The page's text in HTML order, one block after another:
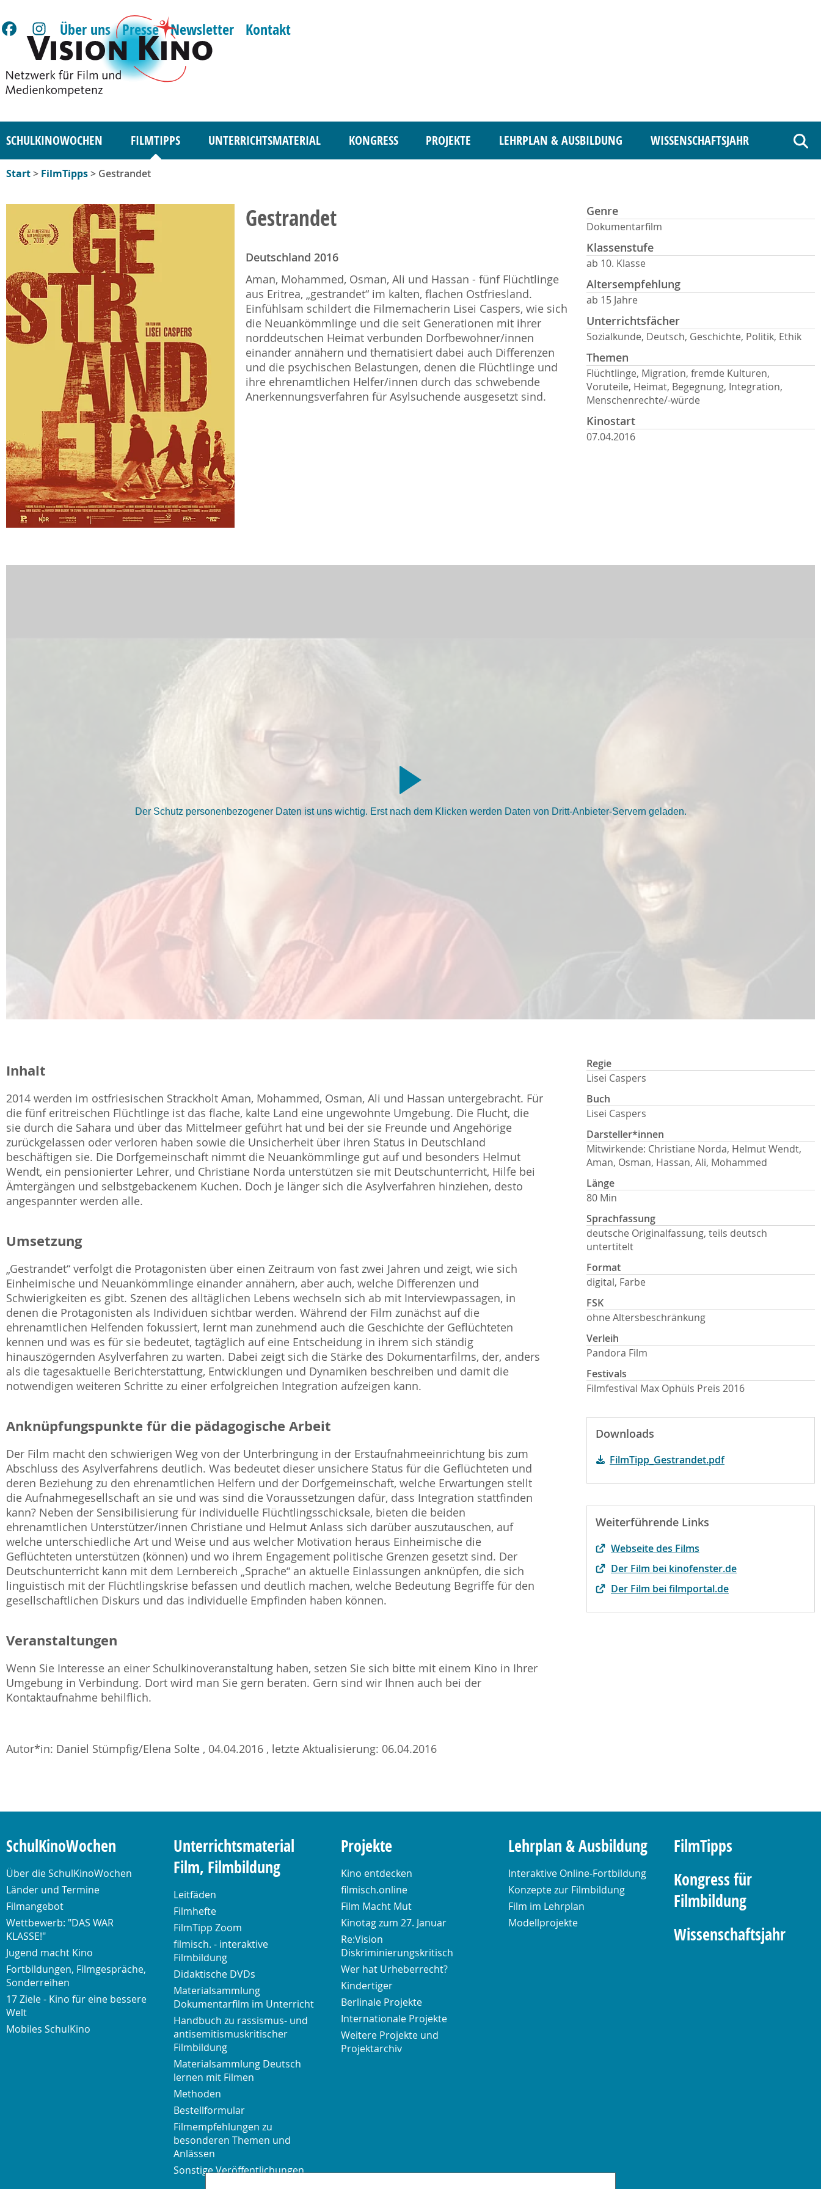
Über uns Presse Newsletter Kontakt
SCHULKINOWOCHEN FILMTIPPS UNTERRICHTSMATERIAL KONGRESS PROJEKTE LEHRPLAN & AUSBILDUNG WISSENSCHAFTSJAHR
Start> FilmTipps> Gestrandet
Gestrandet
Deutschland 2016
Aman, Mohammed, Osman, Ali und Hassan - fünf Flüchtlinge
aus Eritrea, „gestrandet“ im kalten, flachen Ostfriesland.
Einfühlsam schildert die Filmemacherin Lisei Caspers, wie sich
die Neuankömmlinge und die seit Generationen mit ihrer
norddeutschen Heimat verbunden Dorfbewohner/innen
einander annähern und thematisiert dabei auch Differenzen
und die psychischen Belastungen, denen die Flüchtlinge und
ihre ehrenamtlichen Helfer/innen durch das schwebende
Anerkennungsverfahren für Asylsuchende ausgesetzt sind.
Genre
Dokumentarfilm
Klassenstufe
ab 10. Klasse
Altersempfehlung
ab 15 Jahre
Unterrichtsfächer
Sozialkunde, Deutsch, Geschichte, Politik, Ethik
Themen
Flüchtlinge, Migration, fremde Kulturen,
Voruteile, Heimat, Begegnung, Integration,
Menschenrechte/-würde
Kinostart
07.04.2016
Der Schutz personenbezogener Daten ist uns wichtig. Erst nach dem Klicken werden Daten von Dritt-Anbieter-Servern geladen.
Inhalt
2014 werden im ostfriesischen Strackholt Aman, Mohammed, Osman, Ali und Hassan untergebracht. Für
die fünf eritreischen Flüchtlinge ist das flache, kalte Land eine ungewohnte Umgebung. Die Flucht, die
sie durch die Sahara und über das Mittelmeer geführt hat und bei der sie Freunde und Angehörige
zurückgelassen oder verloren haben sowie die Unsicherheit über ihren Status in Deutschland
beschäftigen sie. Die Dorfgemeinschaft nimmt die Neuankömmlinge gut auf und besonders Helmut
Wendt, ein pensionierter Lehrer, und Christiane Norda unterstützen sie mit Deutschunterricht, Hilfe bei
Ämtergängen und selbstgebackenem Kuchen. Doch je länger sich die Asylverfahren hinziehen, desto
angespannter werden alle.
Umsetzung
„Gestrandet“ verfolgt die Protagonisten über einen Zeitraum von fast zwei Jahren und zeigt, wie sich
Einheimische und Neuankömmlinge einander annähern, aber auch, welche Differenzen und
Schwierigkeiten es gibt. Szenen des alltäglichen Lebens wechseln sich ab mit Interviewpassagen, in
denen die Protagonisten als Individuen sichtbar werden. Während der Film zunächst auf die
ehrenamtlichen Helfenden fokussiert, lernt man zunehmend auch die Geschichte der Geflüchteten
kennen und was es für sie bedeutet, tagtäglich auf eine Entscheidung in ihrem sich ständig
hinauszögernden Asylverfahren zu warten. Dabei zeigt sich die Stärke des Dokumentarfilms, der, anders
als die tagesaktuelle Berichterstattung, Entwicklungen und Dynamiken beschreiben und damit die
notwendigen weiteren Schritte zu einer erfolgreichen Integration aufzeigen kann.
Anknüpfungspunkte für die pädagogische Arbeit
Der Film macht den schwierigen Weg von der Unterbringung in der Erstaufnahmeeinrichtung bis zum
Abschluss des Asylverfahrens deutlich. Was bedeutet dieser unsichere Status für die Geflüchteten und
deren Beziehung zu den ehrenamtlichen Helfern und der Dorfgemeinschaft, welche Erwartungen stellt
die Aufnahmegesellschaft an sie und was sind die Voraussetzungen dafür, dass Integration stattfinden
kann? Neben der Sensibilisierung für individuelle Flüchtlingsschicksale, bieten die beiden
ehrenamtlichen Unterstützer/innen Christiane und Helmut Anlass sich darüber auszutauschen, auf
welche unterschiedliche Art und Weise und aus welcher Motivation heraus Einheimische die
Geflüchteten unterstützen (können) und wo ihrem Engagement politische Grenzen gesetzt sind. Der
Deutschunterricht kann mit dem Lernbereich „Sprache“ an aktuelle Einlassungen anknüpfen, die sich
linguistisch mit der Flüchtlingskrise befassen und deutlich machen, welche Bedeutung Begriffe für den
gesellschaftlichen Diskurs und das individuelle Empfinden haben können.
Veranstaltungen
Wenn Sie Interesse an einer Schulkinoveranstaltung haben, setzen Sie sich bitte mit einem Kino in Ihrer
Umgebung in Verbindung. Dort wird man Sie gern beraten. Gern sind wir Ihnen auch bei der
Kontaktaufnahme behilflich.
Autor*in: Daniel Stümpfig/Elena Solte , 04.04.2016 , letzte Aktualisierung: 06.04.2016
Regie
Lisei Caspers
Buch
Lisei Caspers
Darsteller*innen
Mitwirkende: Christiane Norda, Helmut Wendt,
Aman, Osman, Hassan, Ali, Mohammed
Länge
80 Min
Sprachfassung
deutsche Originalfassung, teils deutsch
untertitelt
Format
digital, Farbe
FSK
ohne Altersbeschränkung
Verleih
Pandora Film
Festivals
Filmfestival Max Ophüls Preis 2016
Downloads
FilmTipp_Gestrandet.pdf
Weiterführende Links
Webseite des Films
Der Film bei kinofenster.de
Der Film bei filmportal.de
SchulKinoWochen
Über die SchulKinoWochen
Länder und Termine
Filmangebot
Wettbewerb: "DAS WAR
KLASSE!"
Jugend macht Kino
Fortbildungen, Filmgespräche,
Sonderreihen
17 Ziele - Kino für eine bessere
Welt
Mobiles SchulKino
Unterrichtsmaterial
Film, Filmbildung
Leitfäden
Filmhefte
FilmTipp Zoom
filmisch. - interaktive
Filmbildung
Didaktische DVDs
Materialsammlung
Dokumentarfilm im Unterricht
Handbuch zu rassismus- und
antisemitismuskritischer
Filmbildung
Materialsammlung Deutsch
lernen mit Filmen
Methoden
Bestellformular
Filmempfehlungen zu
besonderen Themen und
Anlässen
Sonstige Veröffentlichungen
Projekte
Kino entdecken
filmisch.online
Film Macht Mut
Kinotag zum 27. Januar
Re:Vision
Diskriminierungskritisch
Wer hat Urheberrecht?
Kindertiger
Berlinale Projekte
Internationale Projekte
Weitere Projekte und
Projektarchiv
Lehrplan & Ausbildung
Interaktive Online-Fortbildung
Konzepte zur Filmbildung
Film im Lehrplan
Modellprojekte
FilmTipps
Kongress für
Filmbildung
Wissenschaftsjahr